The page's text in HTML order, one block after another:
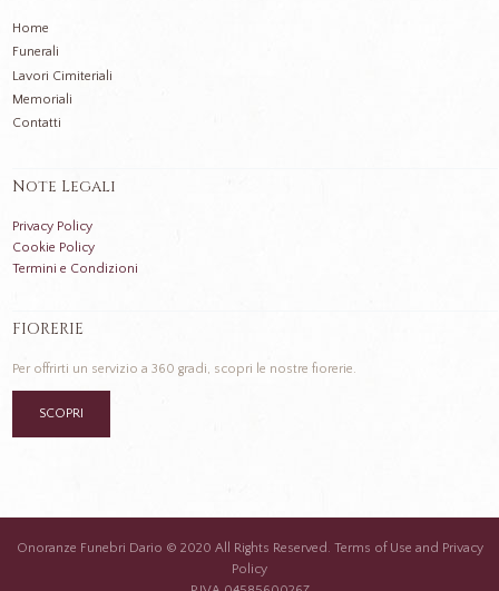
Home
Funerali
Lavori Cimiteriali
Memoriali
Contatti
Note Legali
Privacy Policy
Cookie Policy
Termini e Condizioni
FIORERIE
Per offrirti un servizio a 360 gradi, scopri le nostre fiorerie.
SCOPRI
Onoranze Funebri Dario © 2020 All Rights Reserved. Terms of Use and Privacy
Policy